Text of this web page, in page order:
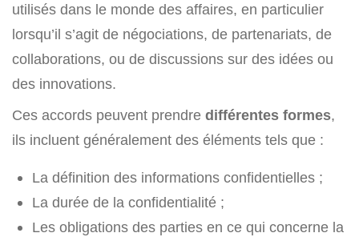
utilisés dans le monde des affaires, en particulier
lorsqu’il s’agit de négociations, de partenariats, de
collaborations, ou de discussions sur des idées ou
des innovations.
Ces accords peuvent prendre différentes formes,
ils incluent généralement des éléments tels que :
La définition des informations confidentielles ;
La durée de la confidentialité ;
Les obligations des parties en ce qui concerne la